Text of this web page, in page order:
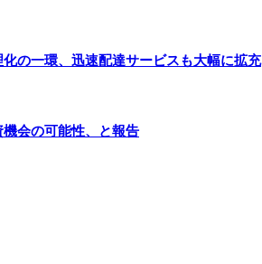
の一環、迅速配達サービスも大幅に拡充
会の可能性、と報告